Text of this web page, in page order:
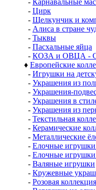
- Карнавальные
- Цирк
- Щелкунчик и
- Алиса в стране
- Тыквы
- Пасхальные яйца
- КОЗА и ОВЦА -
♦ Европейские
- Игрушки на
- Украшения из
- Украшения-
- Украшения в
- Украшения из
- Текстильная
- Керамические
- Металлические
- Елочные игрушки
- Елочные игрушки
- Валяные игрушки
- Кружевные
- Розовая коллекция